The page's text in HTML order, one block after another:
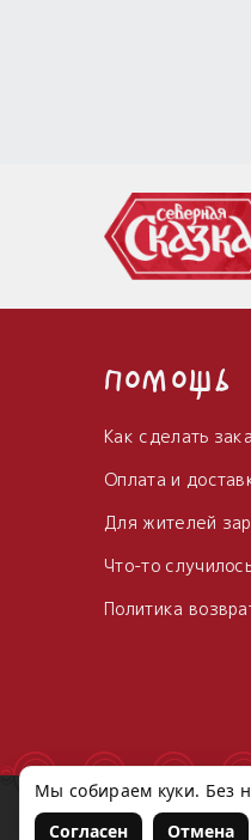
Помощь
Как сделать
Оплата и
Для жителей
Что-то
Политика
Магия Севера
Мы собираем куки. Без
Согласен
Отмена